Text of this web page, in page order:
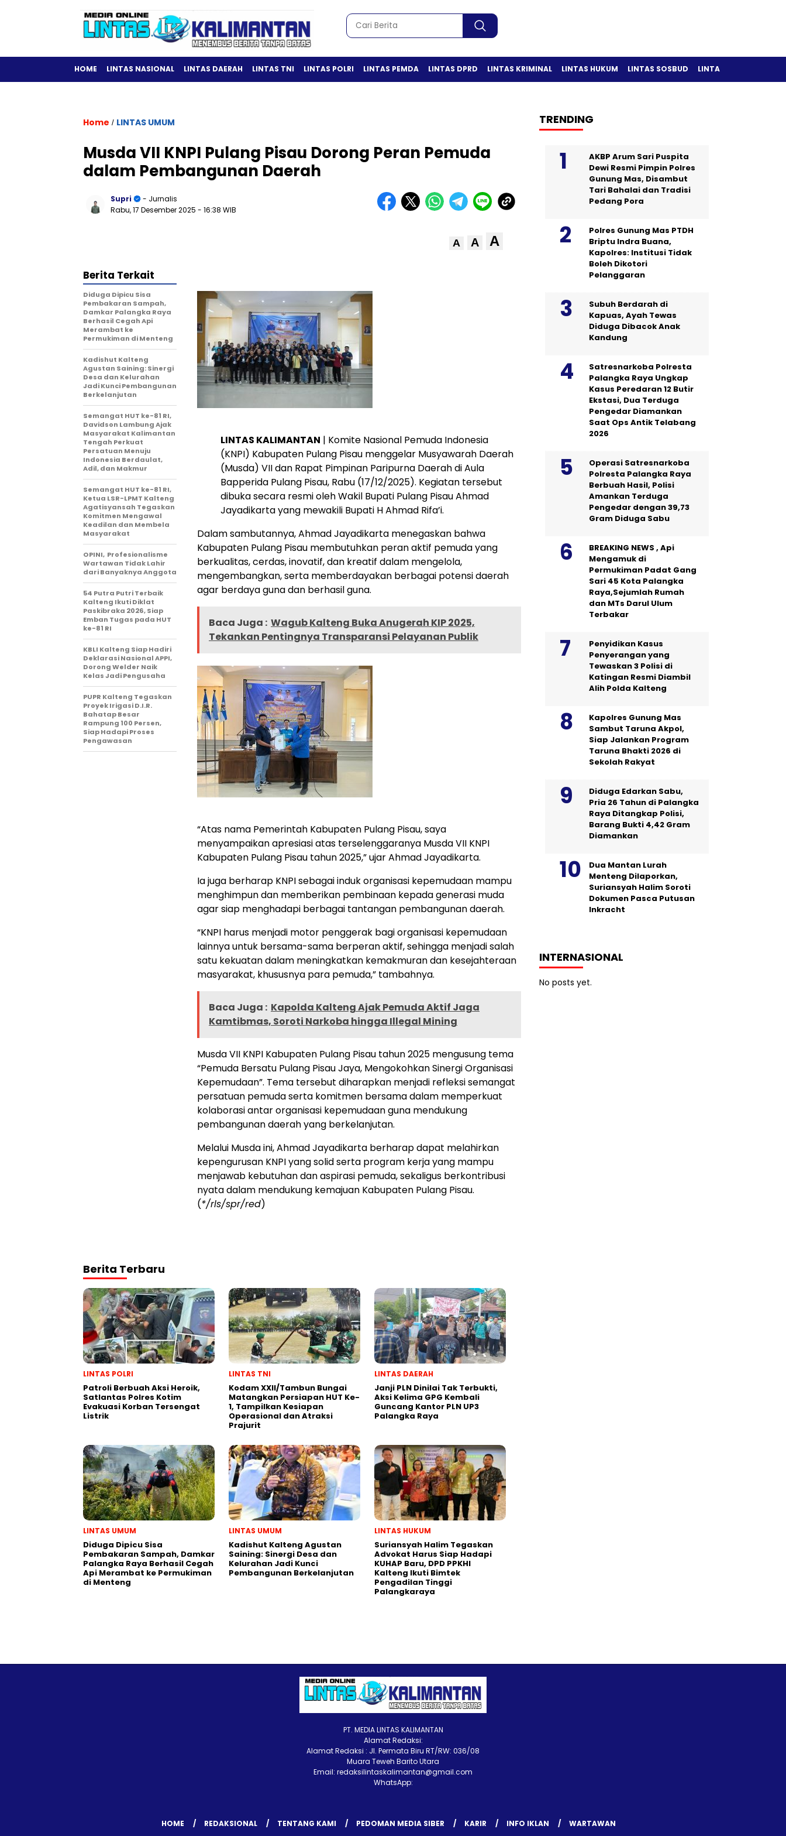
HOME LINTAS NASIONAL LINTAS DAERAH LINTAS TNI LINTAS POLRI LINTAS PEMDA LINTAS DPRD LINTAS KRIMINAL LINTAS HUKUM LINTAS SOSBUD LINTAS OLAH RAGA
Home / LINTAS UMUM
Musda VII KNPI Pulang Pisau Dorong Peran Pemuda
dalam Pembangunan Daerah
Supri
- Jurnalis
Rabu, 17 Desember 2025 - 16:38 WIB
A A A
LINTAS KALIMANTAN | Komite Nasional Pemuda Indonesia
(KNPI) Kabupaten Pulang Pisau menggelar Musyawarah Daerah
(Musda) VII dan Rapat Pimpinan Paripurna Daerah di Aula
Bapperida Pulang Pisau, Rabu (17/12/2025). Kegiatan tersebut
dibuka secara resmi oleh Wakil Bupati Pulang Pisau Ahmad
Jayadikarta yang mewakili Bupati H Ahmad Rifa’i.
Dalam sambutannya, Ahmad Jayadikarta menegaskan bahwa
Kabupaten Pulang Pisau membutuhkan peran aktif pemuda yang
berkualitas, cerdas, inovatif, dan kreatif dalam mengelola,
mengembangkan, serta memberdayakan berbagai potensi daerah
agar berdaya guna dan berhasil guna.
Baca Juga : Wagub Kalteng Buka Anugerah KIP 2025,
Tekankan Pentingnya Transparansi Pelayanan Publik
“Atas nama Pemerintah Kabupaten Pulang Pisau, saya
menyampaikan apresiasi atas terselenggaranya Musda VII KNPI
Kabupaten Pulang Pisau tahun 2025,” ujar Ahmad Jayadikarta.
Ia juga berharap KNPI sebagai induk organisasi kepemudaan mampu
menghimpun dan memberikan pembinaan kepada generasi muda
agar siap menghadapi berbagai tantangan pembangunan daerah.
“KNPI harus menjadi motor penggerak bagi organisasi kepemudaan
lainnya untuk bersama-sama berperan aktif, sehingga menjadi salah
satu kekuatan dalam meningkatkan kemakmuran dan kesejahteraan
masyarakat, khususnya para pemuda,” tambahnya.
Baca Juga : Kapolda Kalteng Ajak Pemuda Aktif Jaga
Kamtibmas, Soroti Narkoba hingga Illegal Mining
Musda VII KNPI Kabupaten Pulang Pisau tahun 2025 mengusung tema
“Pemuda Bersatu Pulang Pisau Jaya, Mengokohkan Sinergi Organisasi
Kepemudaan”. Tema tersebut diharapkan menjadi refleksi semangat
persatuan pemuda serta komitmen bersama dalam memperkuat
kolaborasi antar organisasi kepemudaan guna mendukung
pembangunan daerah yang berkelanjutan.
Melalui Musda ini, Ahmad Jayadikarta berharap dapat melahirkan
kepengurusan KNPI yang solid serta program kerja yang mampu
menjawab kebutuhan dan aspirasi pemuda, sekaligus berkontribusi
nyata dalam mendukung kemajuan Kabupaten Pulang Pisau.
(*/rls/spr/red)
Berita Terkait
Diduga Dipicu Sisa
Pembakaran Sampah,
Damkar Palangka Raya
Berhasil Cegah Api
Merambat ke
Permukiman di Menteng
Kadishut Kalteng
Agustan Saining: Sinergi
Desa dan Kelurahan
Jadi Kunci Pembangunan
Berkelanjutan
Semangat HUT ke-81 RI,
Davidson Lambung Ajak
Masyarakat Kalimantan
Tengah Perkuat
Persatuan Menuju
Indonesia Berdaulat,
Adil, dan Makmur
Semangat HUT ke-81 RI,
Ketua LSR-LPMT Kalteng
Agatisyansah Tegaskan
Komitmen Mengawal
Keadilan dan Membela
Masyarakat
OPINI, Profesionalisme
Wartawan Tidak Lahir
dari Banyaknya Anggota
54 Putra Putri Terbaik
Kalteng Ikuti Diklat
Paskibraka 2026, Siap
Emban Tugas pada HUT
ke-81 RI
KBLI Kalteng Siap Hadiri
Deklarasi Nasional APPI,
Dorong Welder Naik
Kelas Jadi Pengusaha
PUPR Kalteng Tegaskan
Proyek Irigasi D.I.R.
Bahatap Besar
Rampung 100 Persen,
Siap Hadapi Proses
Pengawasan
Berita Terbaru
LINTAS POLRI
Patroli Berbuah Aksi Heroik,
Satlantas Polres Kotim
Evakuasi Korban Tersengat
Listrik
LINTAS TNI
Kodam XXII/Tambun Bungai
Matangkan Persiapan HUT Ke-
1, Tampilkan Kesiapan
Operasional dan Atraksi
Prajurit
LINTAS DAERAH
Janji PLN Dinilai Tak Terbukti,
Aksi Kelima GPG Kembali
Guncang Kantor PLN UP3
Palangka Raya
LINTAS UMUM
Diduga Dipicu Sisa
Pembakaran Sampah, Damkar
Palangka Raya Berhasil Cegah
Api Merambat ke Permukiman
di Menteng
LINTAS UMUM
Kadishut Kalteng Agustan
Saining: Sinergi Desa dan
Kelurahan Jadi Kunci
Pembangunan Berkelanjutan
LINTAS HUKUM
Suriansyah Halim Tegaskan
Advokat Harus Siap Hadapi
KUHAP Baru, DPD PPKHI
Kalteng Ikuti Bimtek
Pengadilan Tinggi
Palangkaraya
TRENDING
AKBP Arum Sari Puspita
Dewi Resmi Pimpin Polres
Gunung Mas, Disambut
Tari Bahalai dan Tradisi
Pedang Pora
Polres Gunung Mas PTDH
Briptu Indra Buana,
Kapolres: Institusi Tidak
Boleh Dikotori
Pelanggaran
Subuh Berdarah di
Kapuas, Ayah Tewas
Diduga Dibacok Anak
Kandung
Satresnarkoba Polresta
Palangka Raya Ungkap
Kasus Peredaran 12 Butir
Ekstasi, Dua Terduga
Pengedar Diamankan
Saat Ops Antik Telabang
2026
Operasi Satresnarkoba
Polresta Palangka Raya
Berbuah Hasil, Polisi
Amankan Terduga
Pengedar dengan 39,73
Gram Diduga Sabu
BREAKING NEWS , Api
Mengamuk di
Permukiman Padat Gang
Sari 45 Kota Palangka
Raya,Sejumlah Rumah
dan MTs Darul Ulum
Terbakar
Penyidikan Kasus
Penyerangan yang
Tewaskan 3 Polisi di
Katingan Resmi Diambil
Alih Polda Kalteng
Kapolres Gunung Mas
Sambut Taruna Akpol,
Siap Jalankan Program
Taruna Bhakti 2026 di
Sekolah Rakyat
Diduga Edarkan Sabu,
Pria 26 Tahun di Palangka
Raya Ditangkap Polisi,
Barang Bukti 4,42 Gram
Diamankan
Dua Mantan Lurah
Menteng Dilaporkan,
Suriansyah Halim Soroti
Dokumen Pasca Putusan
Inkracht
INTERNASIONAL
No posts yet.
PT. MEDIA LINTAS KALIMANTAN
Alamat Redaksi:
Alamat Redaksi : Jl. Permata Biru RT/RW: 036/08
Muara Teweh Barito Utara
Email: redaksilintaskalimantan@gmail.com
WhatsApp:
HOME REDAKSIONAL TENTANG KAMI PEDOMAN MEDIA SIBER KARIR INFO IKLAN WARTAWAN